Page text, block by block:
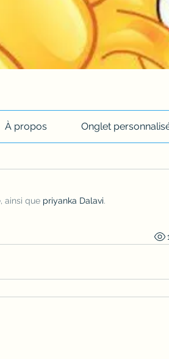
À propos Onglet
ainsi que priyanka Dalavi.